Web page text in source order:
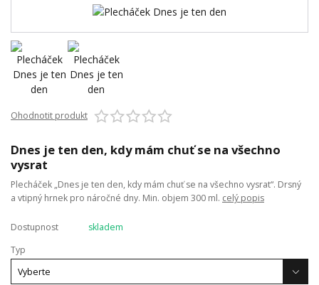
Ohodnotit produkt
Dnes je ten den, kdy mám chuť se na všechno
vysrat
Plecháček „Dnes je ten den, kdy mám chuť se na všechno vysrat“. Drsný
a vtipný hrnek pro náročné dny. Min. objem 300 ml. celý popis
Dostupnost
skladem
Typ